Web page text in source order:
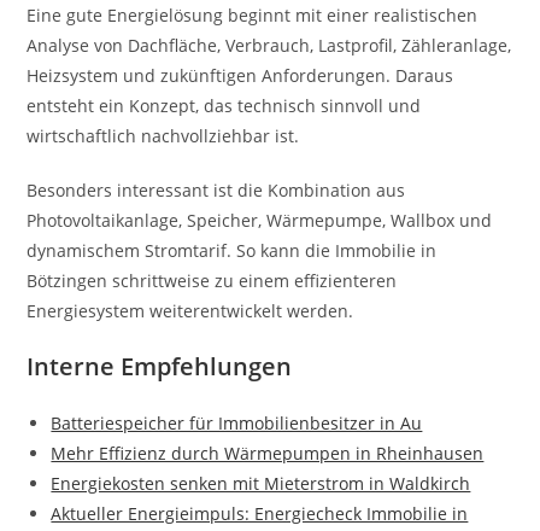
Eine gute Energielösung beginnt mit einer realistischen
Analyse von Dachfläche, Verbrauch, Lastprofil, Zähleranlage,
Heizsystem und zukünftigen Anforderungen. Daraus
entsteht ein Konzept, das technisch sinnvoll und
wirtschaftlich nachvollziehbar ist.
Besonders interessant ist die Kombination aus
Photovoltaikanlage, Speicher, Wärmepumpe, Wallbox und
dynamischem Stromtarif. So kann die Immobilie in
Bötzingen schrittweise zu einem effizienteren
Energiesystem weiterentwickelt werden.
Interne Empfehlungen
Batteriespeicher für Immobilienbesitzer in Au
Mehr Effizienz durch Wärmepumpen in Rheinhausen
Energiekosten senken mit Mieterstrom in Waldkirch
Aktueller Energieimpuls: Energiecheck Immobilie in